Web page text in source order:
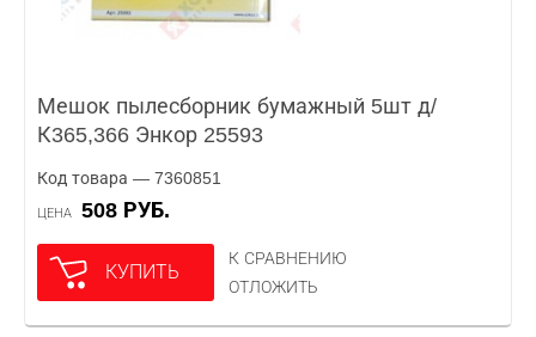
Мешок пылесборник бумажный 5шт д/
К365,366 Энкор 25593
Код товара — 7360851
ЦЕНА 508 РУБ.
КУПИТЬ
К СРАВНЕНИЮ
ОТЛОЖИТЬ